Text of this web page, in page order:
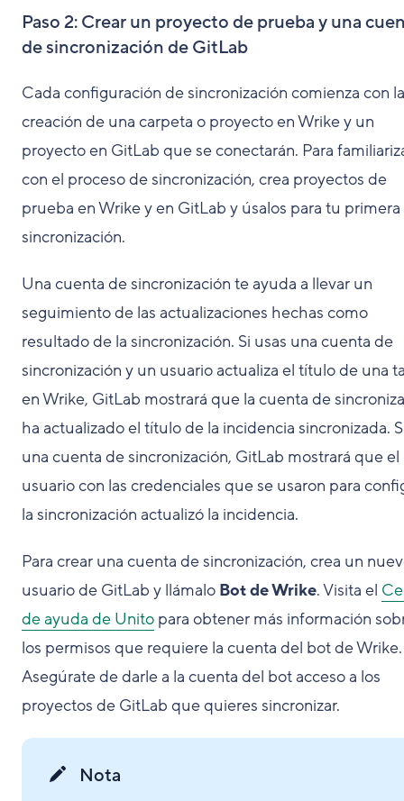
Paso 2: Crear un proyecto de prueba y una
de sincronización de GitLab
Cada configuración de sincronización comienza con la
creación de una carpeta o proyecto en Wrike y un
proyecto en GitLab que se conectarán. Para
con el proceso de sincronización, crea proyectos de
prueba en Wrike y en GitLab y úsalos para tu primera
sincronización.
Una cuenta de sincronización te ayuda a llevar un
seguimiento de las actualizaciones hechas como
resultado de la sincronización. Si usas una cuenta de
sincronización y un usuario actualiza el título de una
en Wrike, GitLab mostrará que la cuenta de
ha actualizado el título de la incidencia sincronizada.
una cuenta de sincronización, GitLab mostrará que el
usuario con las credenciales que se usaron para
la sincronización actualizó la incidencia.
Para crear una cuenta de sincronización, crea un
usuario de GitLab y llámalo Bot de Wrike. Visita el
de ayuda de Unito para obtener más información
los permisos que requiere la cuenta del bot de Wrike.
Asegúrate de darle a la cuenta del bot acceso a los
proyectos de GitLab que quieres sincronizar.
Nota